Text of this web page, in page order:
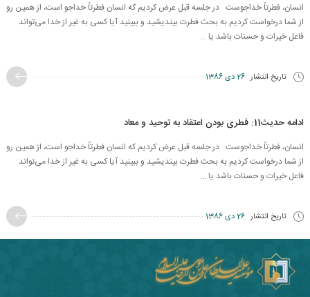
انسان، فطرتاً خداجوست در جلسه قبل عرض کردیم که انسان فطرتاً خداجو است، از همین رو
از شما درخواست کردیم به بحث فطرت بیندیشید و ببینید آیا کسی به غیر از خدا می‌تواند
فاعل خیرات و حسنات باشد یا ...
تاریخ انتشار 26 دی 1386
ادامه حدیث11: فطری بودن اعتقاد به توحید و معاد
انسان، فطرتاً خداجوست در جلسه قبل عرض کردیم که انسان فطرتاً خداجو است، از همین رو
از شما درخواست کردیم به بحث فطرت بیندیشید و ببینید آیا کسی به غیر از خدا می‌تواند
فاعل خیرات و حسنات باشد یا ...
تاریخ انتشار 26 دی 1386